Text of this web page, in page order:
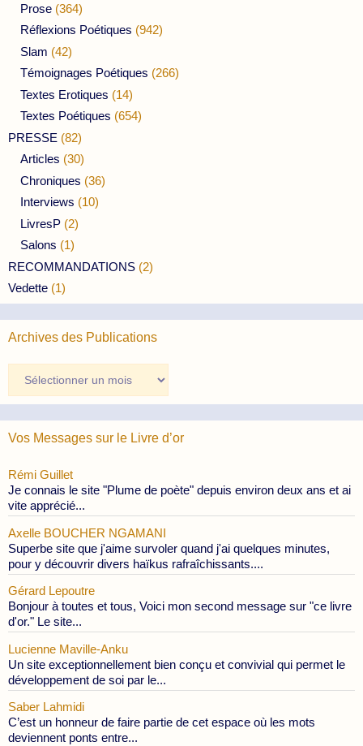
Prose (364)
Réflexions Poétiques (942)
Slam (42)
Témoignages Poétiques (266)
Textes Erotiques (14)
Textes Poétiques (654)
PRESSE (82)
Articles (30)
Chroniques (36)
Interviews (10)
LivresP (2)
Salons (1)
RECOMMANDATIONS (2)
Vedette (1)
Archives des Publications
des
Publications
Vos Messages sur le Livre d’or
Rémi Guillet
Je connais le site "Plume de poète" depuis environ deux ans et ai
vite apprécié...
Axelle BOUCHER NGAMANI
Superbe site que j'aime survoler quand j'ai quelques minutes,
pour y découvrir divers haïkus rafraîchissants....
Gérard Lepoutre
Bonjour à toutes et tous, Voici mon second message sur "ce livre
d'or." Le site...
Lucienne Maville-Anku
Un site exceptionnellement bien conçu et convivial qui permet le
développement de soi par le...
Saber Lahmidi
C’est un honneur de faire partie de cet espace où les mots
deviennent ponts entre...